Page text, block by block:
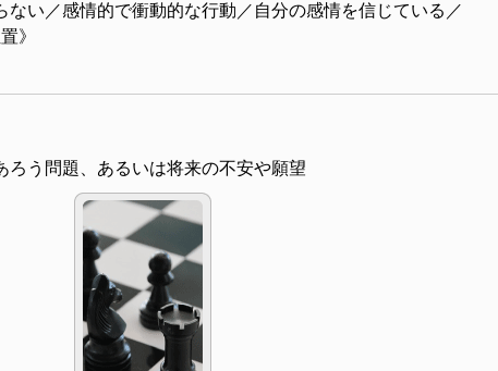
ない／感情的で衝動的な行動／自分の感情を信じている／
》
ろう問題、あるいは将来の不安や願望